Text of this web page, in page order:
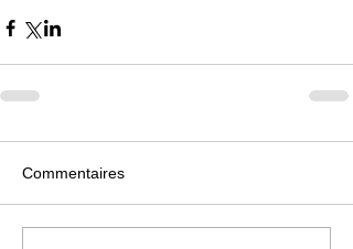
Commentaires